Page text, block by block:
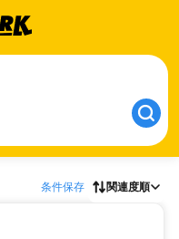
条件保存 関連度順